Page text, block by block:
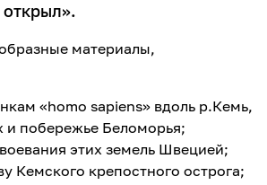
открыл».
материалы,
«homo sapiens» вдоль р.Кемь,
и побережье Беломорья;
этих земель Швецией;
Кемского крепостного острога;